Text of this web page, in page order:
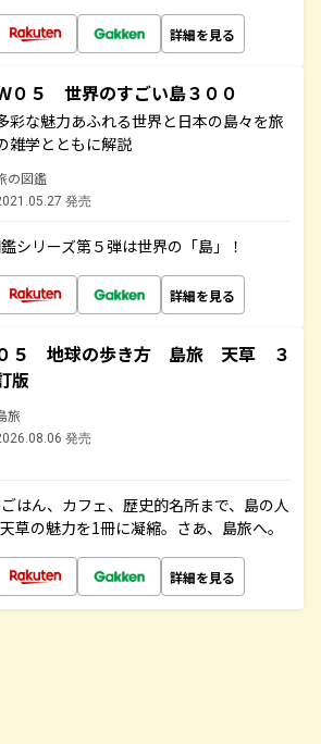
詳細を見る
０５ 世界のすごい島３００
彩な魅力あふれる世界と日本の島々を旅
雑学とともに解説
の図鑑
発売
シリーズ第５弾は世界の「島」！
詳細を見る
５ 地球の歩き方 島旅 天草 ３
版
旅
発売
はん、カフェ、歴史的名所まで、島の人
草の魅力を1冊に凝縮。さあ、島旅へ。
詳細を見る